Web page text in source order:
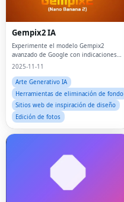
Gempix2 IA
Experimente el modelo Gempix2
avanzado de Google con indicaciones
de texto simples y hasta 9 imágenes de
sorprendentes y consistentes.
2025-11-11
Arte Generativo IA
Herramientas de eliminación de fondo
Sitios web de inspiración de diseño
Edición de fotos